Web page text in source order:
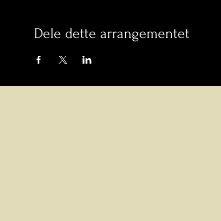
Dele dette arrangementet